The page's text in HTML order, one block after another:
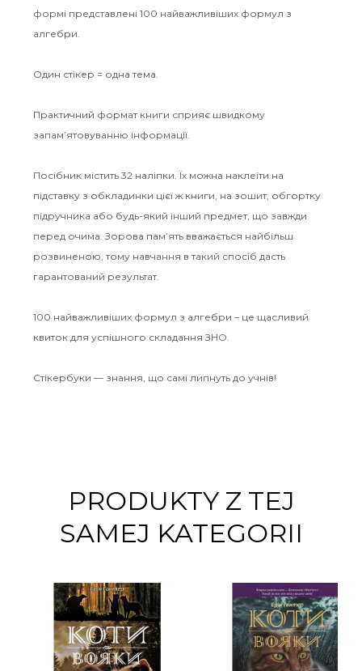
формі представлені 100 найважливіших формул з
алгебри.
Один стікер = одна тема.
Практичний формат книги сприяє швидкому
запам’ятовуванню інформації.
Посібник містить 32 наліпки. Їх можна наклеїти на
підставку з обкладинки цієї ж книги, на зошит, обгортку
підручника або будь-який інший предмет, що завжди
перед очима. Зорова пам’ять вважається найбільш
розвиненою, тому навчання в такий спосіб дасть
гарантований результат.
100 найважливіших формул з алгебри – це щасливий
квиток для успішного складання ЗНО.
Стікербуки — знання, що самі липнуть до учнів!
PRODUKTY Z TEJ
SAMEJ KATEGORII